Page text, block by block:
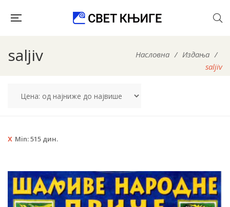
saljiv Насловна / Издања /
saljiv
Min:515 дин.